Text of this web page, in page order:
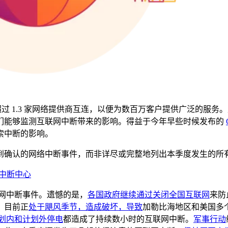
1.3 家网络提供商互连，以便为数百万客户提供广泛的服务
够监测互联网中断带来的影响。得益于今年早些时候发布的
中断的影响。
认的网络中断事件，而非详尽或完整地列出本季度发生的所
断中心
中断事件。遗憾的是， 各国政府继续通过关闭全国互联网 来防
目前正处于飓风季节，造成破坏，导致加勒比海地区和美国多
内和计划外停电都造成了持续数小时的互联网中断。 军事行动